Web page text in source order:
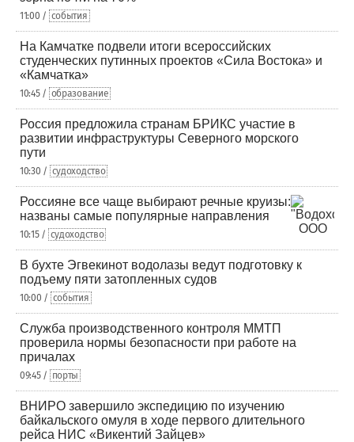
11:00 / события
На Камчатке подвели итоги всероссийских
студенческих путинных проектов «Сила Востока» и
«Камчатка»
10:45 / образование
Россия предложила странам БРИКС участие в
развитии инфраструктуры Северного морского
пути
10:30 / судоходство
Россияне все чаще выбирают речные круизы:
названы самые популярные направления
10:15 / судоходство
В бухте Эгвекинот водолазы ведут подготовку к
подъему пяти затопленных судов
10:00 / события
Служба производственного контроля ММТП
проверила нормы безопасности при работе на
причалах
09:45 / порты
ВНИРО завершило экспедицию по изучению
байкальского омуля в ходе первого длительного
рейса НИС «Викентий Зайцев»